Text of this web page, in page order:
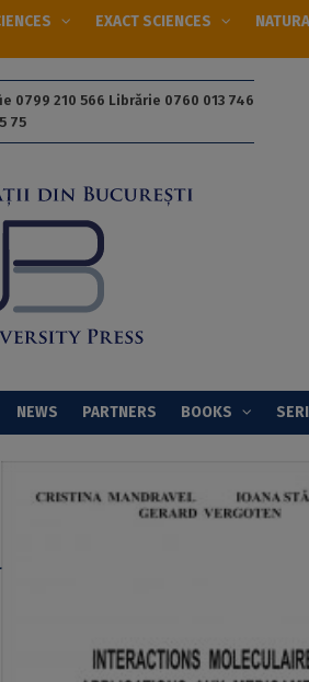
EXACT SCIENCES
0799 210 566 Librărie 0760 013 746
75
NEWS PARTNERS BOOKS